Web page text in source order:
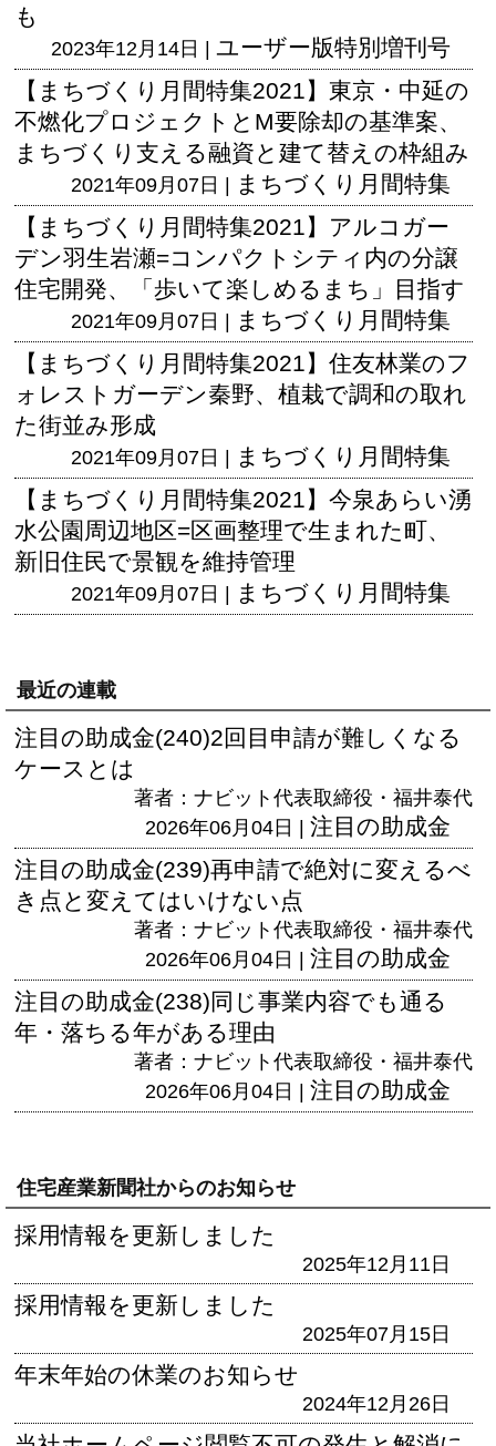
も
2023年12月14日 | ユーザー版特別増刊号
【まちづくり月間特集2021】東京・中延の
不燃化プロジェクトとM要除却の基準案、
まちづくり支える融資と建て替えの枠組み
2021年09月07日 | まちづくり月間特集
【まちづくり月間特集2021】アルコガー
デン羽生岩瀬=コンパクトシティ内の分譲
住宅開発、「歩いて楽しめるまち」目指す
2021年09月07日 | まちづくり月間特集
【まちづくり月間特集2021】住友林業のフ
ォレストガーデン秦野、植栽で調和の取れ
た街並み形成
2021年09月07日 | まちづくり月間特集
【まちづくり月間特集2021】今泉あらい湧
水公園周辺地区=区画整理で生まれた町、
新旧住民で景観を維持管理
2021年09月07日 | まちづくり月間特集
最近の連載
注目の助成金(240)2回目申請が難しくなる
ケースとは
著者：ナビット代表取締役・福井泰代
2026年06月04日 | 注目の助成金
注目の助成金(239)再申請で絶対に変えるべ
き点と変えてはいけない点
著者：ナビット代表取締役・福井泰代
2026年06月04日 | 注目の助成金
注目の助成金(238)同じ事業内容でも通る
年・落ちる年がある理由
著者：ナビット代表取締役・福井泰代
2026年06月04日 | 注目の助成金
住宅産業新聞社からのお知らせ
採用情報を更新しました
2025年12月11日
採用情報を更新しました
2025年07月15日
年末年始の休業のお知らせ
2024年12月26日